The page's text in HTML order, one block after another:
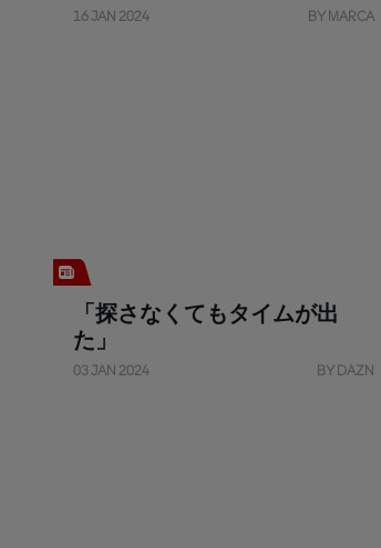
16 JAN 2024 BY MARCA
「探さなくてもタイムが出
た」
03 JAN 2024 BY DAZN